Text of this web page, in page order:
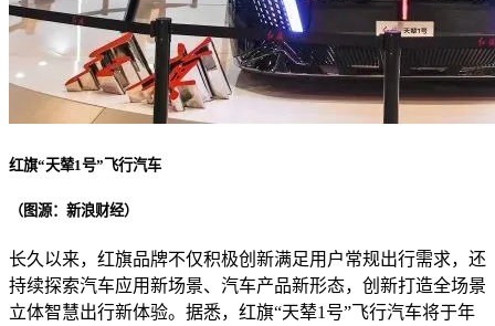
红旗“天辇1号”飞行汽车
（图源：新浪财经）
长久以来，红旗品牌不仅积极创新满足用户常规出行需求，还
持续探索汽车应用新场景、汽车产品新形态，创新打造全场景
立体智慧出行新体验。据悉，红旗“天辇1号”飞行汽车将于年